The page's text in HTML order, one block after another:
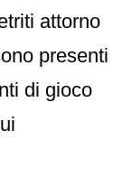
attorno
presenti
di gioco